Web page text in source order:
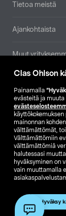
Clas Ohlson
Painamalla
evästeitä ja
mainonnan
välttämättömät,
Välttämättömiin
välttämättömiä
halutessasi
hyväksyminen on
vain muuttamalla
Hyväksy
Tietoa meistä
Ajankohtaista
Muut